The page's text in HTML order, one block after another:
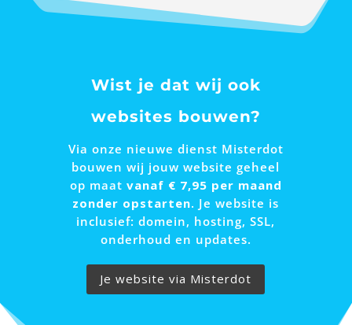
Wist je dat wij ook
websites bouwen?
Via onze nieuwe dienst Misterdot
bouwen wij jouw website geheel
op maat vanaf € 7,95 per maand
zonder opstarten. Je website is
inclusief: domein, hosting, SSL,
onderhoud en updates.
Je website via Misterdot